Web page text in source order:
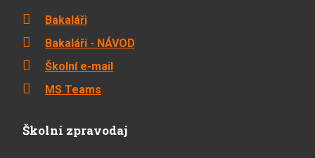
Bakaláři
Bakaláři - NÁVOD
Školní e-mail
MS Teams
Školní zpravodaj